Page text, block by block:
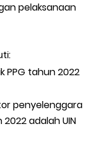
pelaksanaan
PPG tahun 2022
penyelenggara
adalah UIN